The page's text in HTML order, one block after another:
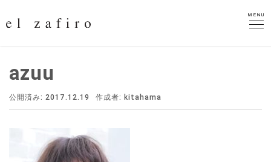
MENU
MENU
azuu
公開済み: 2017.12.19 作成者: kitahama